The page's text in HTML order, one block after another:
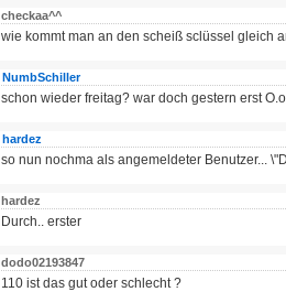
checkaa^^
wie kommt man an den scheiß sclüssel gleich
NumbSchiller
schon wieder freitag? war doch gestern erst O.o
hardez
so nun nochma als angemeldeter Benutzer...
hardez
Durch.. erster
dodo02193847
110 ist das gut oder schlecht ?